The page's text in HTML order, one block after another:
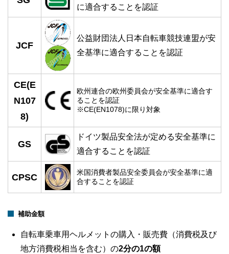
に適合することを認証
JCF
公益財団法人日本自転車競技連盟が安
全基準に適合することを認証
CE(E
N107
8)
欧州連合の欧州委員会が安全基準に適合す
ることを認証
※CE(EN1078)に限り対象
GS
ドイツ製品安全法が定める安全基準に
適合することを認証
CPSC
米国消費者製品安全委員会が安全基準に適
合することを認証
補助金額
自転車乗車用ヘルメットの購入・販売費（消費税及び
地方消費税相当を含む）の2分の1の額